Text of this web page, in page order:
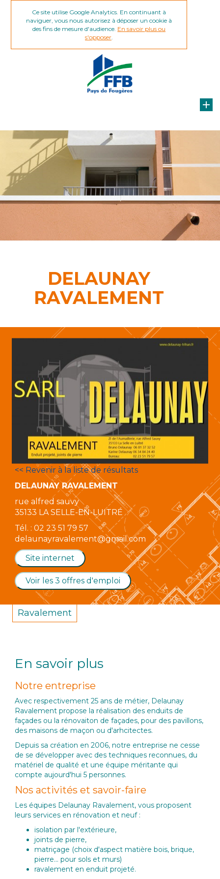
Ce site utilise Google Analytics. En continuant à
naviguer, vous nous autorisez à déposer un cookie à
des fins de mesure d'audience. En savoir plus ou
s'opposer.
DELAUNAY
RAVALEMENT
<< Revenir à la liste de résultats
DELAUNAY RAVALEMENT
rue alfred sauvy
35133 LA SELLE-EN-LUITRÉ
Tél. : 02 23 51 79 57
delaunayravalement@gmail.com
Site internet
Voir les 3 offres d'emploi
Ravalement
En savoir plus
Notre entreprise
Avec respectivement 25 ans de métier, Delaunay
Ravalement propose la réalisation des enduits de
façades ou la rénovaiton de façades, pour des pavillons,
des maisons de maçon ou d'arhcitectes.
Depuis sa création en 2006, notre entreprise ne cesse
de se développer avec des techniques reconnues, du
matériel de qualité et une équipe méritante qui
compte aujourd'hui 5 personnes.
Nos activités et savoir-faire
Les équipes Delaunay Ravalement, vous proposent
leurs services en rénovation et neuf :
isolation par l'extérieure,
joints de pierre,
matriçage (choix d'aspect matière bois, brique,
pierre... pour sols et murs)
ravalement en enduit projeté.